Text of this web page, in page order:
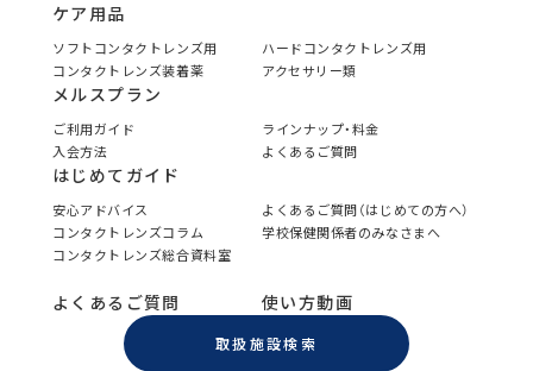
ケア用品
ソフトコンタクトレンズ用
ハードコンタクトレンズ用
コンタクトレンズ装着薬
アクセサリー類
メルスプラン
ご利用ガイド
ラインナップ・料金
入会方法
よくあるご質問
はじめてガイド
安心アドバイス
よくあるご質問（はじめての方へ）
コンタクトレンズコラム
学校保健関係者のみなさまへ
コンタクトレンズ総合資料室
よくあるご質問 使い方動画
取扱施設検索